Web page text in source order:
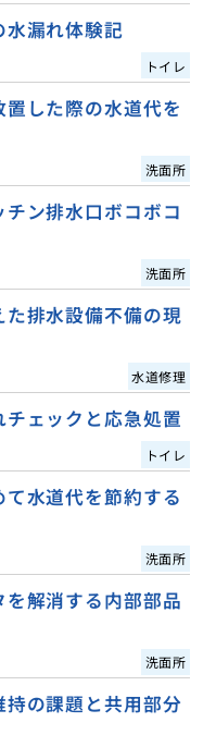
漏れ体験記
トイレ
した際の水道代を
洗面所
ン排水口ボコボコ
洗面所
排水設備不備の現
水道修理
ェックと応急処置
トイレ
水道代を節約する
洗面所
解消する内部部品
洗面所
の課題と共用部分